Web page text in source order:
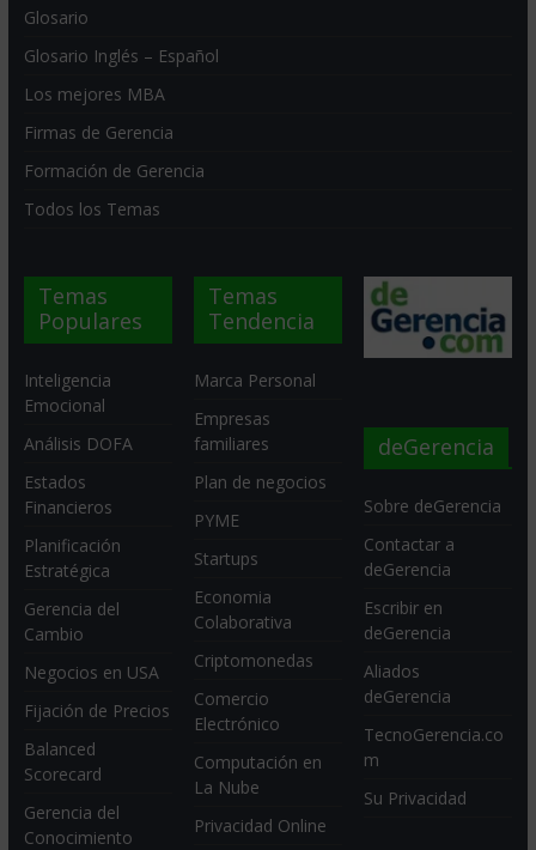
Glosario
Glosario Inglés – Español
Los mejores MBA
Firmas de Gerencia
Formación de Gerencia
Todos los Temas
Temas
Populares
Inteligencia
Emocional
Análisis DOFA
Estados
Financieros
Planificación
Estratégica
Gerencia del
Cambio
Negocios en USA
Fijación de Precios
Balanced
Scorecard
Gerencia del
Conocimiento
Temas
Tendencia
Marca Personal
Empresas
familiares
Plan de negocios
PYME
Startups
Economia
Colaborativa
Criptomonedas
Comercio
Electrónico
Computación en
La Nube
Privacidad Online
deGerencia
Sobre deGerencia
Contactar a
deGerencia
Escribir en
deGerencia
Aliados
deGerencia
TecnoGerencia.co
m
Su Privacidad